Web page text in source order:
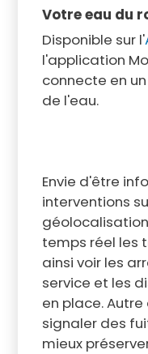
Votre eau du
Disponible sur l'
l'application
connecte en
de l'eau.
Envie d'être
interventions
temps réel les
ainsi voir les
service et les
en place.
signaler des
mieux